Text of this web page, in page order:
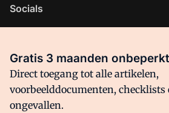
Socials
Facebook
Gratis 3 maanden
Direct toegang tot alle artikelen,
voorbeelddocumenten, checklists
ongevallen.